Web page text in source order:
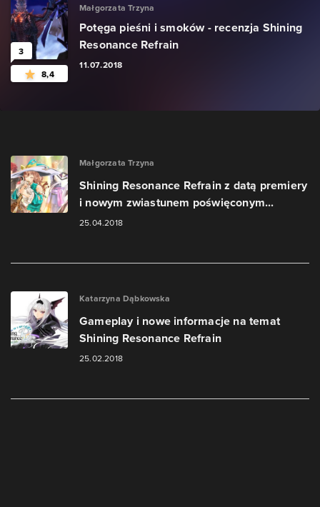
3
8,4
Małgorzata Trzyna
Potęga pieśni i smoków - recenzja Shining
Resonance Refrain
11.07.2018
Małgorzata Trzyna
Shining Resonance Refrain z datą premiery
i nowym zwiastunem poświęconym...
25.04.2018
Katarzyna Dąbkowska
Gameplay i nowe informacje na temat
Shining Resonance Refrain
25.02.2018